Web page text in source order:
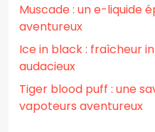
Muscade : un e-liquide
aventureux
Ice in black : fraîcheur
audacieux
Tiger blood puff : une
vapoteurs aventureux